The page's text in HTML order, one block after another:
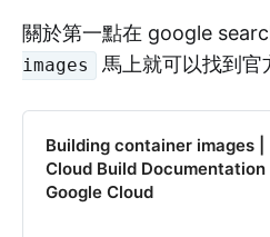
關於第一點在 google
images
馬上就可以找到官
Building container images |
Cloud Build Documentation |
Google Cloud